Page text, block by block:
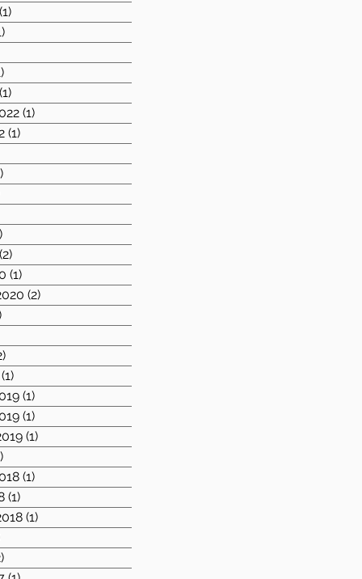
(1)
(1)
(1)
(1)
(2)
(1)
(2)
(1)
(1)
(1)
(1)
(1)
(1)
(1)